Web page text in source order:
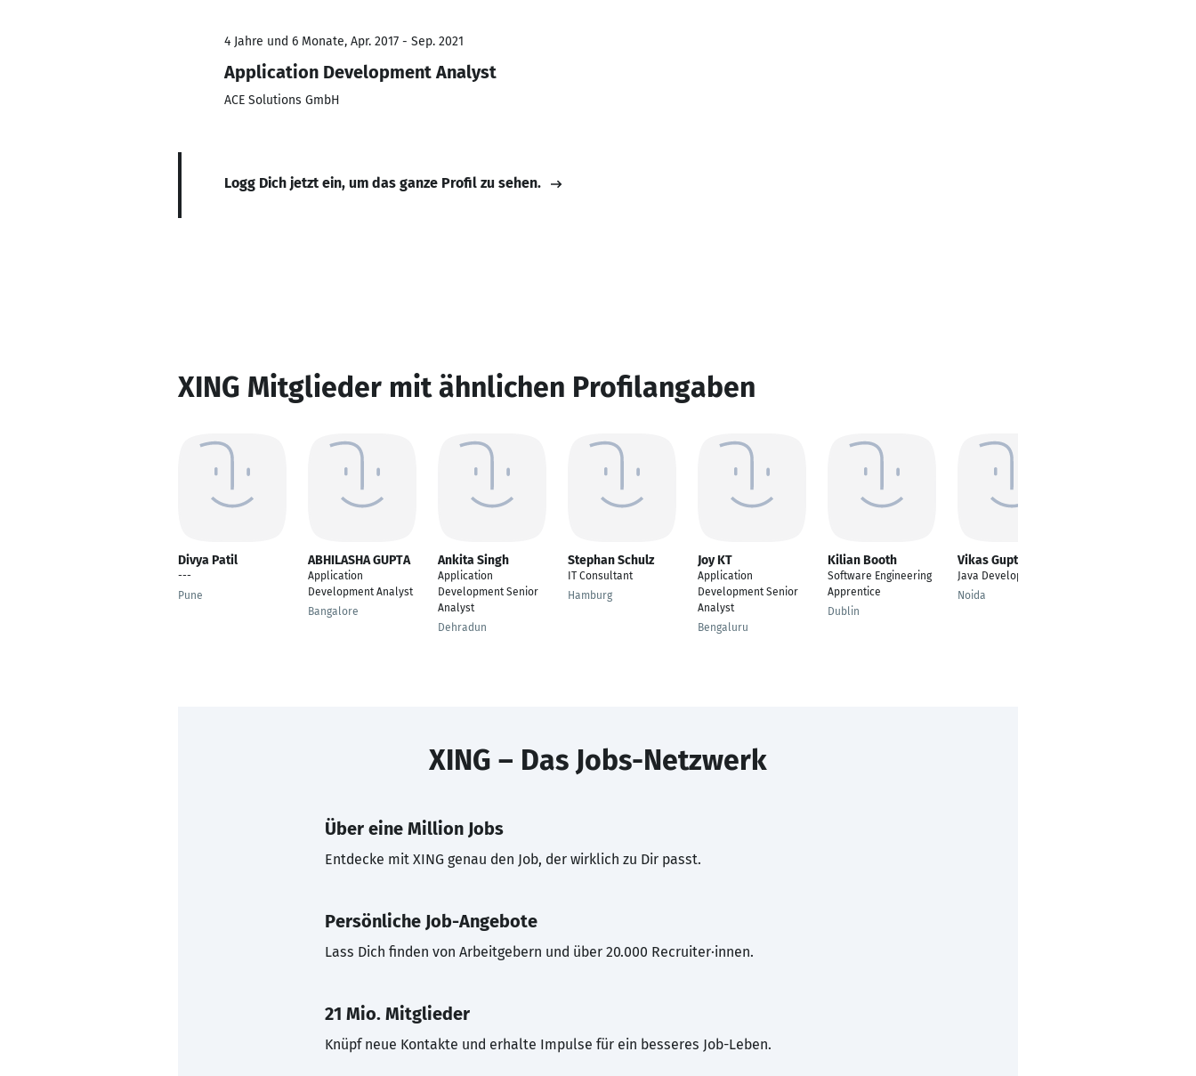
4 Jahre und 6 Monate, Apr. 2017 - Sep. 2021
Application Development Analyst
ACE Solutions GmbH
Logg Dich jetzt ein, um das ganze Profil zu sehen.
XING Mitglieder mit ähnlichen Profilangaben
Divya Patil
---
Pune
ABHILASHA GUPTA
Application
Development Analyst
Bangalore
Ankita Singh
Application
Development Senior
Analyst
Dehradun
Stephan Schulz
IT Consultant
Hamburg
Joy KT
Application
Development Senior
Analyst
Bengaluru
Kilian Booth
Software Engineering
Apprentice
Dublin
Vikas Gupta
Java Developer
Noida
XING – Das Jobs-Netzwerk
Über eine Million Jobs
Entdecke mit XING genau den Job, der wirklich zu Dir passt.
Persönliche Job-Angebote
Lass Dich finden von Arbeitgebern und über 20.000 Recruiter·innen.
21 Mio. Mitglieder
Knüpf neue Kontakte und erhalte Impulse für ein besseres Job-Leben.